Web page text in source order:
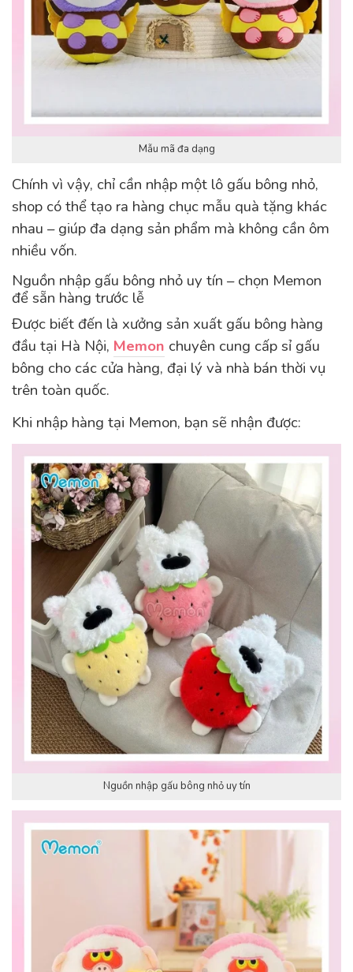
Mẫu mã đa dạng
Chính vì vậy, chỉ cần nhập một lô gấu bông nhỏ,
shop có thể tạo ra hàng chục mẫu quà tặng khác
nhau – giúp đa dạng sản phẩm mà không cần ôm
nhiều vốn.
Nguồn nhập gấu bông nhỏ uy tín – chọn Memon
để sẵn hàng trước lễ
Được biết đến là xưởng sản xuất gấu bông hàng
đầu tại Hà Nội, Memon chuyên cung cấp sỉ gấu
bông cho các cửa hàng, đại lý và nhà bán thời vụ
trên toàn quốc.
Khi nhập hàng tại Memon, bạn sẽ nhận được:
Nguồn nhập gấu bông nhỏ uy tín